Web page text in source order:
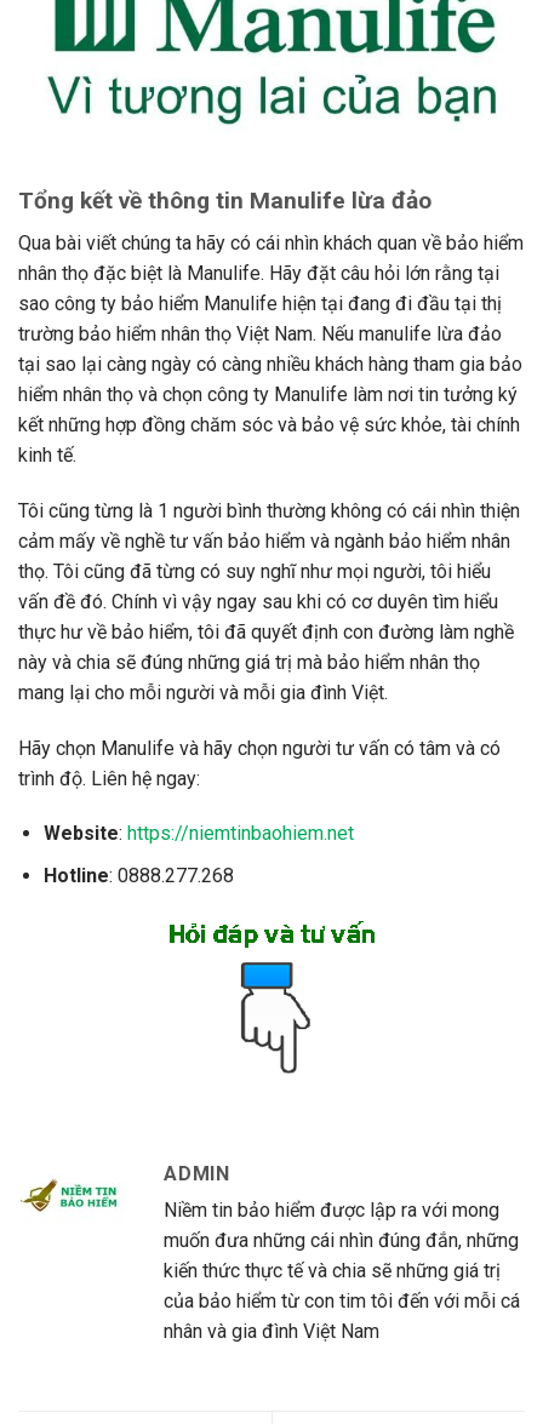
Tổng kết về thông tin Manulife lừa đảo
Qua bài viết chúng ta hãy có cái nhìn khách quan về bảo hiểm
nhân thọ đặc biệt là Manulife. Hãy đặt câu hỏi lớn rằng tại
sao công ty bảo hiểm Manulife hiện tại đang đi đầu tại thị
trường bảo hiểm nhân thọ Việt Nam. Nếu manulife lừa đảo
tại sao lại càng ngày có càng nhiều khách hàng tham gia bảo
hiểm nhân thọ và chọn công ty Manulife làm nơi tin tưởng ký
kết những hợp đồng chăm sóc và bảo vệ sức khỏe, tài chính
kinh tế.
Tôi cũng từng là 1 người bình thường không có cái nhìn thiện
cảm mấy về nghề tư vấn bảo hiểm và ngành bảo hiểm nhân
thọ. Tôi cũng đã từng có suy nghĩ như mọi người, tôi hiểu
vấn đề đó. Chính vì vậy ngay sau khi có cơ duyên tìm hiểu
thực hư về bảo hiểm, tôi đã quyết định con đường làm nghề
này và chia sẽ đúng những giá trị mà bảo hiểm nhân thọ
mang lại cho mỗi người và mỗi gia đình Việt.
Hãy chọn Manulife và hãy chọn người tư vấn có tâm và có
trình độ. Liên hệ ngay:
Website: https://niemtinbaohiem.net
Hotline: 0888.277.268
ADMIN
Niềm tin bảo hiểm được lập ra với mong
muốn đưa những cái nhìn đúng đắn, những
kiến thức thực tế và chia sẽ những giá trị
của bảo hiểm từ con tim tôi đến với mỗi cá
nhân và gia đình Việt Nam